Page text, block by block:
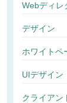
Webディレ
デザイン
ホワイトペ
UIデザイン
クライアン